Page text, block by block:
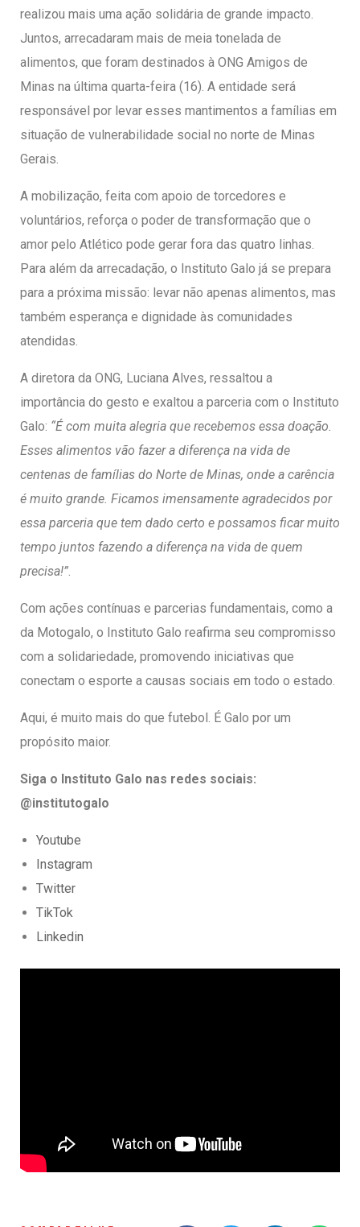
realizou mais uma ação solidária de grande impacto.
Juntos, arrecadaram mais de meia tonelada de
alimentos, que foram destinados à ONG Amigos de
Minas na última quarta-feira (16). A entidade será
responsável por levar esses mantimentos a famílias em
situação de vulnerabilidade social no norte de Minas
Gerais.
A mobilização, feita com apoio de torcedores e
voluntários, reforça o poder de transformação que o
amor pelo Atlético pode gerar fora das quatro linhas.
Para além da arrecadação, o Instituto Galo já se prepara
para a próxima missão: levar não apenas alimentos, mas
também esperança e dignidade às comunidades
atendidas.
A diretora da ONG, Luciana Alves, ressaltou a
importância do gesto e exaltou a parceria com o Instituto
Galo: “É com muita alegria que recebemos essa doação.
Esses alimentos vão fazer a diferença na vida de
centenas de famílias do Norte de Minas, onde a carência
é muito grande. Ficamos imensamente agradecidos por
essa parceria que tem dado certo e possamos ficar muito
tempo juntos fazendo a diferença na vida de quem
precisa!”
Com ações contínuas e parcerias fundamentais, como a
da Motogalo, o Instituto Galo reafirma seu compromisso
com a solidariedade, promovendo iniciativas que
conectam o esporte a causas sociais em todo o estado.
Aqui, é muito mais do que futebol. É Galo por um
propósito maior.
Siga o Instituto Galo nas redes sociais:
@institutogalo
Youtube
Instagram
Twitter
TikTok
Linkedin